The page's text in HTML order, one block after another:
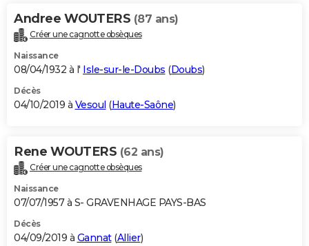
Andree WOUTERS (87 ans)
Créer une cagnotte obsèques
Naissance
08/04/1932 à l' Isle-sur-le-Doubs (Doubs)
Décès
04/10/2019 à Vesoul (Haute-Saône)
Rene WOUTERS (62 ans)
Créer une cagnotte obsèques
Naissance
07/07/1957 à S- GRAVENHAGE PAYS-BAS
Décès
04/09/2019 à Gannat(Allier)